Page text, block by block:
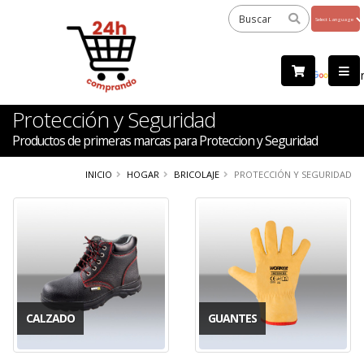
by
Protección y Seguridad
Productos de primeras marcas para Proteccion y Seguridad
INICIO HOGAR BRICOLAJE PROTECCIÓN Y SEGURIDAD
CALZADO GUANTES